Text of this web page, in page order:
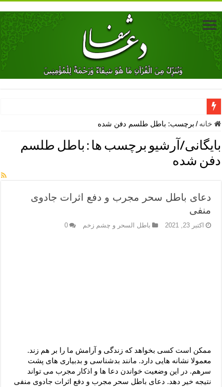
دعای جلب محبت فوری معشوق – دعای جلب محبت شوهر
دعای مشکل گشا برای رفع فقر – ذکرهای روزی‌ بخش
معجزات دعای یا من اظهر الجمیل – دعای یا من اظهر الجمیل برای
مهم ترین اذکار الهی و فضیلت آن ها – ذکر مخصوص مستجاب الدعوه
نماز حاجت برای کار گشایی- دعای رفع مشکلات و طلب حاجت
دعای رفع فقر و طلب رزق و روزی – آیه‌ جلب ثروت و برکت مال
خانه / برچسب: باطل طلسم دفن شده
بایگانی/آرشیو برچسب ها : باطل طلسم
دفن شده
دعای باطل سحر مجرب و دفع اثرات جادوی
منفی
اکتبر 23, 2021 باطل السحر و چشم زخم 0
ممکن است کسی بخواهد که زندگی و آرامش ما را بر هم زند.
معمولا نشانه هایی دارد. مانند بدشناسی و بدبیاری های پشت
سرهم. در این وضعیت خواندن دعا ها و اذکار مجرب می تواند
نتیجه خیر دهد. دعای باطل سحر مجرب و دفع اثرات جادوی منفی